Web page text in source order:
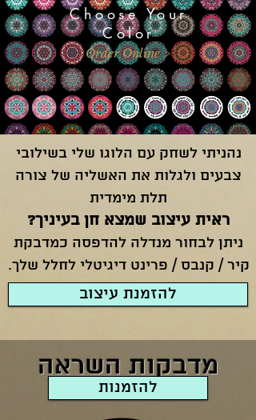
Choose Your
Color
Order Online >
נהניתי לשחק עם הלוגו שלי בשילובי
צבעים ולגלות את האשליה של צורה
תלת מימדית
ראית עיצוב שמצא חן בעיניך?
ניתן לבחור מנדלה להדפסה כמדבקת
קיר / קנבס / פרינט דיגיטלי לחלל שלך.
להזמנת עיצוב
מדבקות השראה
להזמנות